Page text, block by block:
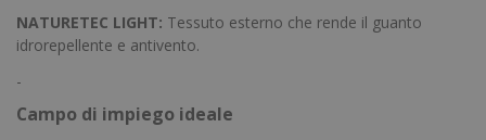
NATURETEC LIGHT: Tessuto esterno che rende il guanto
idrorepellente e antivento.
-
Campo di impiego ideale